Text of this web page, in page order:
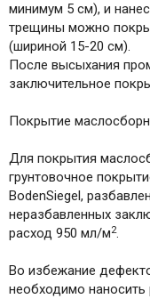
минимум 5 см), и
трещины можно
(шириной 15-20 см).
После высыхания
заключительное
Покрытие
Для покрытия
грунтовочное
BodenSiegel,
неразбавленных
расход 950 мл/м2.
Во избежание
необходимо